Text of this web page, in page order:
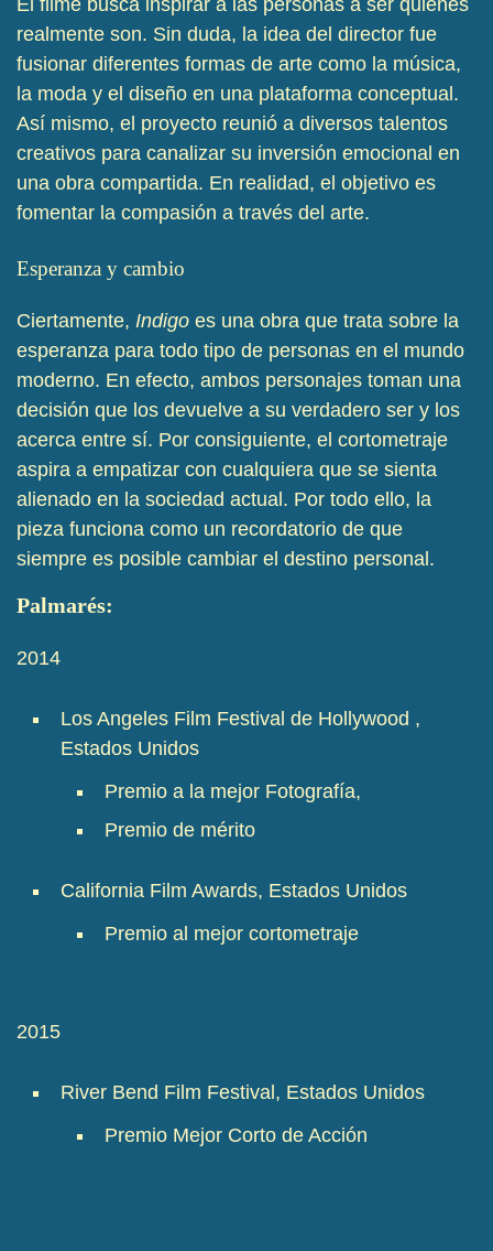
El filme busca inspirar a las personas a ser quienes
realmente son. Sin duda, la idea del director fue
fusionar diferentes formas de arte como la música,
la moda y el diseño en una plataforma conceptual.
Así mismo, el proyecto reunió a diversos talentos
creativos para canalizar su inversión emocional en
una obra compartida. En realidad, el objetivo es
fomentar la compasión a través del arte.
Esperanza y cambio
Ciertamente, Indigo es una obra que trata sobre la
esperanza para todo tipo de personas en el mundo
moderno. En efecto, ambos personajes toman una
decisión que los devuelve a su verdadero ser y los
acerca entre sí. Por consiguiente, el cortometraje
aspira a empatizar con cualquiera que se sienta
alienado en la sociedad actual. Por todo ello, la
pieza funciona como un recordatorio de que
siempre es posible cambiar el destino personal.
Palmarés:
2014
Los Angeles Film Festival de Hollywood ,
Estados Unidos
Premio a la mejor Fotografía,
Premio de mérito
California Film Awards, Estados Unidos
Premio al mejor cortometraje
2015
River Bend Film Festival, Estados Unidos
Premio Mejor Corto de Acción